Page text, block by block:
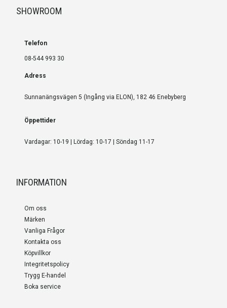
SHOWROOM
Telefon
08-544 993 30
Adress
Sunnanängsvägen 5 (Ingång via ELON), 182 46 Enebyberg
Öppettider
Vardagar: 10-19 | Lördag: 10-17 | Söndag 11-17
INFORMATION
Om oss
Märken
Vanliga Frågor
Kontakta oss
Köpvillkor
Integritetspolicy
Trygg E-handel
Boka service